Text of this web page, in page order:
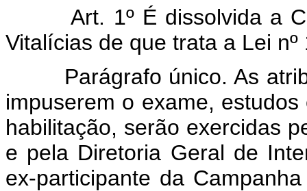
Art. 1º É dissolvida a
Vitalícias de que trata a Lei
Parágrafo único. As
impuserem o exame,
habilitação, serão exercidas
e pela Diretoria Geral de
ex-participante da